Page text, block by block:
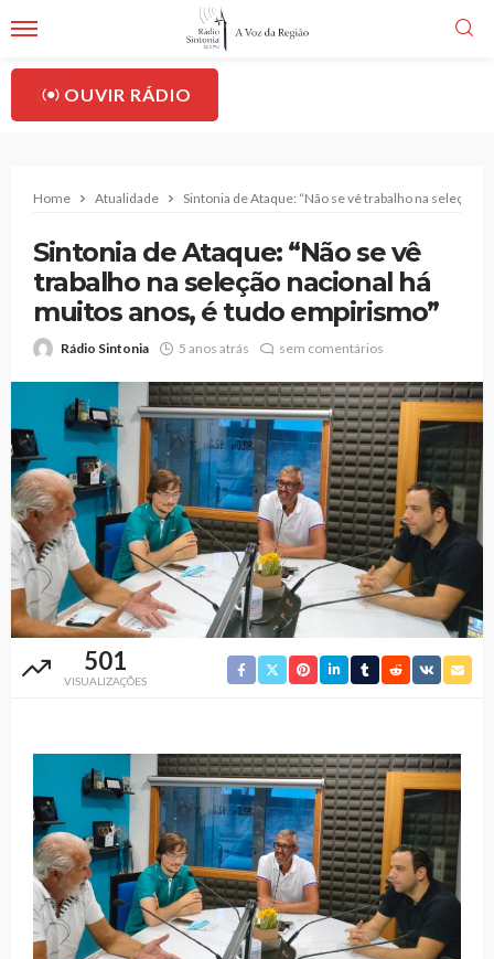
OUVIR RÁDIO
Home Atualidade Sintonia de Ataque: “Não se vê trabalho na seleção
Sintonia de Ataque: “Não se vê
trabalho na seleção nacional há
muitos anos, é tudo empirismo”
Rádio Sintonia 5 anos atrás sem comentários
501
VISUALIZAÇÕES